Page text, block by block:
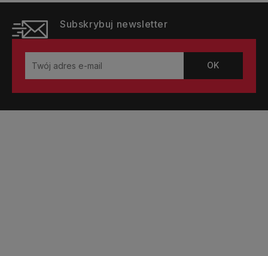
Subskrybuj newsletter